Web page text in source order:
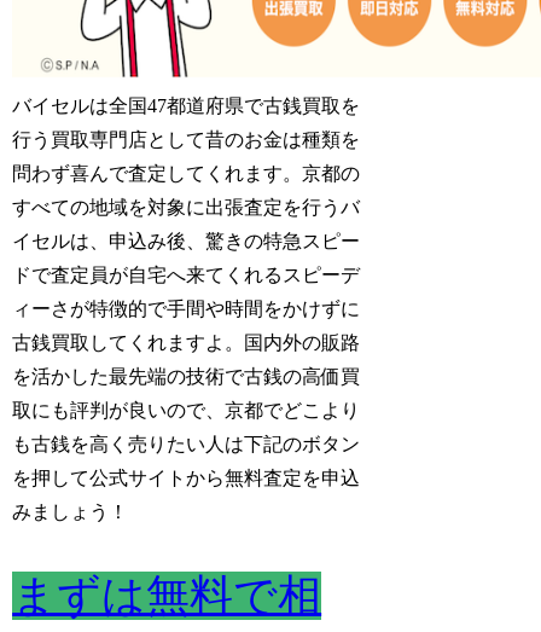
バイセルは全国47都道府県で古銭買取を
行う買取専門店として昔のお金は種類を
問わず喜んで査定してくれます。京都の
すべての地域を対象に出張査定を行うバ
イセルは、申込み後、驚きの特急スピー
ドで査定員が自宅へ来てくれるスピーデ
ィーさが特徴的で手間や時間をかけずに
古銭買取してくれますよ。
国内外の販路
を活かした最先端の技術で古銭の高価買
取にも評判が良いので、京都でどこより
も古銭を高く売りたい人は下記のボタン
を押して公式サイトから無料査定を申込
みましょう！
まずは無料で相